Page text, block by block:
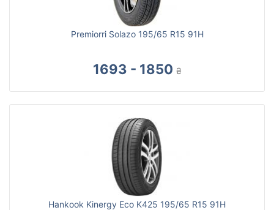
Premiorri Solazo 195/65 R15 91H
1693 - 1850 ₴
Hankook Kinergy Eco K425 195/65 R15 91H